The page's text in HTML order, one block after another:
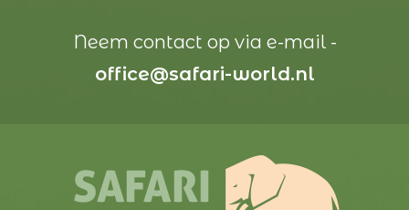
Neem contact op via e-mail -
office@safari-world.nl